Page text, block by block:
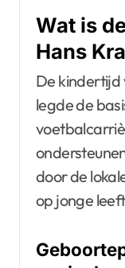
Wat is
Hans
De kindertijd
legde de
door de
op jonge